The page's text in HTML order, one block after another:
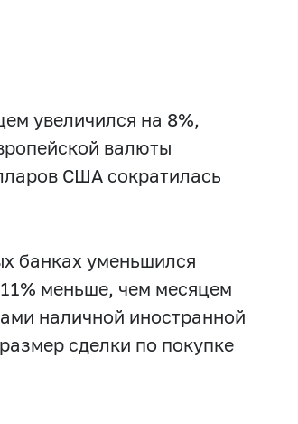
увеличился на 8%,
валюты
США сократилась
банках уменьшился
меньше, чем месяцем
наличной иностранной
сделки по покупке